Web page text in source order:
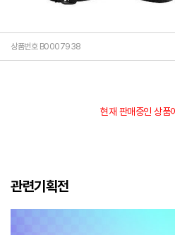
상품번호 B0007938
현재 판매중인 상품
관련기획전